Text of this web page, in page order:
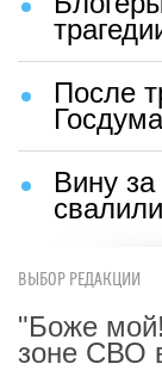
После
Вину
ВЫБОР РЕДАКЦИИ
"Боже
зоне СВО